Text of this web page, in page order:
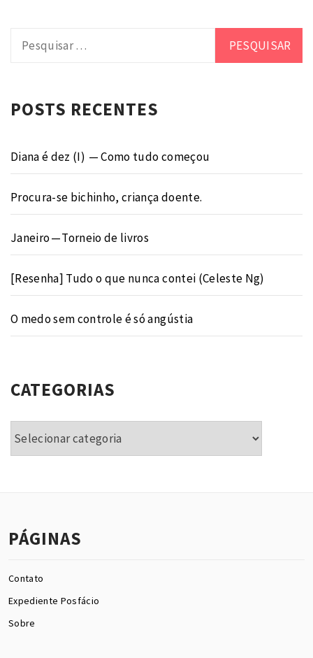
POSTS RECENTES
Diana é dez (I) — Como tudo começou
Procura-se bichinho, criança doente.
Janeiro — Torneio de livros
[Resenha] Tudo o que nunca contei (Celeste Ng)
O medo sem controle é só angústia
CATEGORIAS
PÁGINAS
Contato
Expediente Posfácio
Sobre